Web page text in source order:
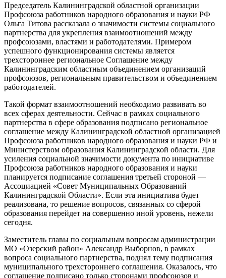
Председатель Калининградской областной организации
Профсоюза работников народного образования и науки РФ
Ольга Титова рассказала о значимости системы социального
партнерства для укрепления взаимоотношений между
профсоюзами, властями и работодателями. Примером
успешного функционирования системы является
трехстороннее региональное Соглашение между
Калининградским областным объединением организаций
профсоюзов, региональным правительством и объединением
работодателей.
Такой формат взаимоотношений необходимо развивать во
всех сферах деятельности. Сейчас в рамках социального
партнерства в сфере образования подписано региональное
соглашение между Калининградской областной организацией
Профсоюза работников народного образования и науки РФ и
Министерством образования Калининградской области. Для
усиления социальной значимости документа по инициативе
Профсоюза работников народного образования и науки
планируется подписание соглашения третьей стороной —
Ассоциацией «Совет Муниципальных Образований
Калининградской Области». Если эта инициатива будет
реализована, то решение вопросов, связанных со сферой
образования перейдет на совершенно иной уровень, нежели
сегодня.
Заместитель главы по социальным вопросам администрации
МО «Озерский район» Александр Выборнов, в рамках
вопроса социального партнерства, поднял тему подписания
муниципального трехстороннего соглашения. Оказалось, что
соглашение подписано только сторонами профсоюзов и